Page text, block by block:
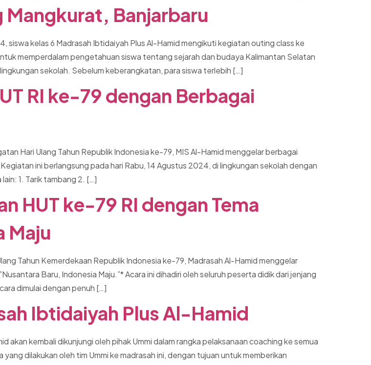
Mangkurat, Banjarbaru
siswa kelas 6 Madrasah Ibtidaiyah Plus Al-Hamid mengikuti kegiatan outing class ke
memperdalam pengetahuan siswa tentang sejarah dan budaya Kalimantan Selatan
sekolah. Sebelum keberangkatan, para siswa terlebih […]
RI ke-79 dengan Berbagai
Hari Ulang Tahun Republik Indonesia ke-79, MIS Al-Hamid menggelar berbagai
ini berlangsung pada hari Rabu, 14 Agustus 2024, di lingkungan sekolah dengan
1. Tarik tambang 2. […]
HUT ke-79 RI dengan Tema
Maju
Tahun Kemerdekaan Republik Indonesia ke-79, Madrasah Al-Hamid menggelar
Baru, Indonesia Maju.”* Acara ini dihadiri oleh seluruh peserta didik dari jenjang
dimulai dengan penuh […]
Ibtidaiyah Plus Al-Hamid
kembali dikunjungi oleh pihak Ummi dalam rangka pelaksanaan coaching ke semua
dilakukan oleh tim Ummi ke madrasah ini, dengan tujuan untuk memberikan